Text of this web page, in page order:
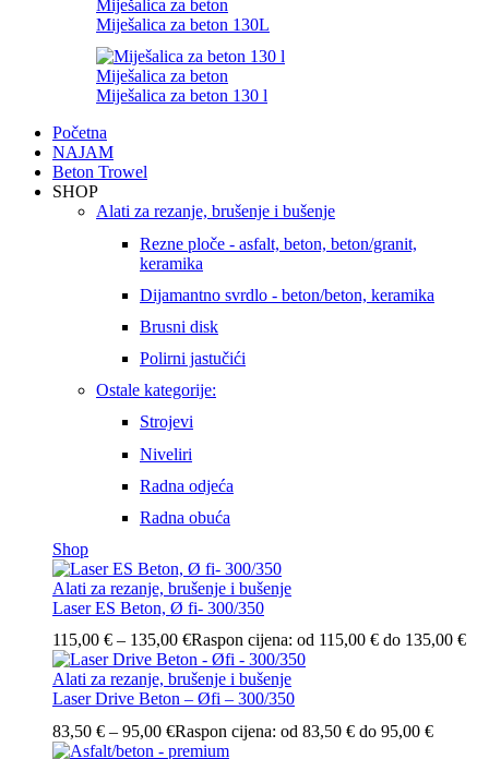
Miješalica za beton
Miješalica za beton 130L
Miješalica za beton
Miješalica za beton 130 l
Početna
NAJAM
Beton Trowel
SHOP
Alati za rezanje, brušenje i bušenje
Rezne ploče - asfalt, beton, beton/granit,
keramika
Dijamantno svrdlo - beton/beton, keramika
Brusni disk
Polirni jastučići
Ostale kategorije:
Strojevi
Niveliri
Radna odjeća
Radna obuća
Shop
Alati za rezanje, brušenje i bušenje
Laser ES Beton, Ø fi- 300/350
115,00 € – 135,00 €Raspon cijena: od 115,00 € do 135,00 €
Alati za rezanje, brušenje i bušenje
Laser Drive Beton – Øfi – 300/350
83,50 € – 95,00 €Raspon cijena: od 83,50 € do 95,00 €